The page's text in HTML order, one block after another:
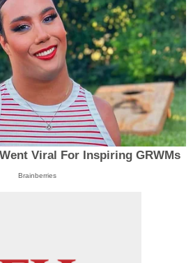
Viral For Inspiring GRWMs
Brainberries